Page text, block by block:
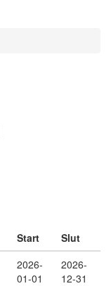
Start
Slut
2026-
01-01
2026-
12-31